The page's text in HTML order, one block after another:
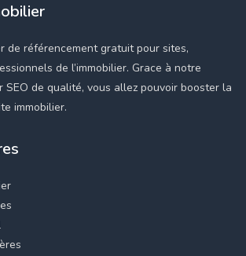
de référencement gratuit pour sites,
de l’immobilier. Grace à notre
SEO de qualité, vous allez pouvoir booster la
immobilier.